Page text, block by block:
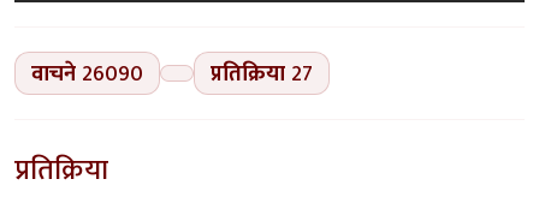
वाचने 26090 प्रतिक्रिया 27
प्रतिक्रिया